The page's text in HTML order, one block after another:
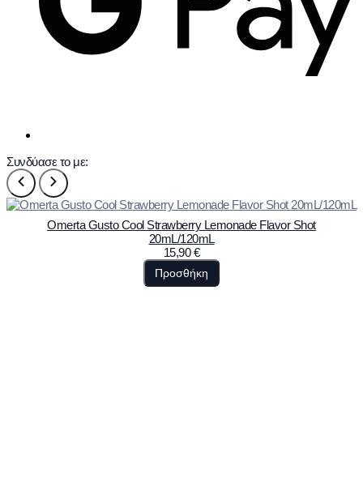
Συνδύασε το με:
Omerta Gusto Cool Strawberry Lemonade Flavor Shot
20mL/120mL
15,90€
Προσθήκη